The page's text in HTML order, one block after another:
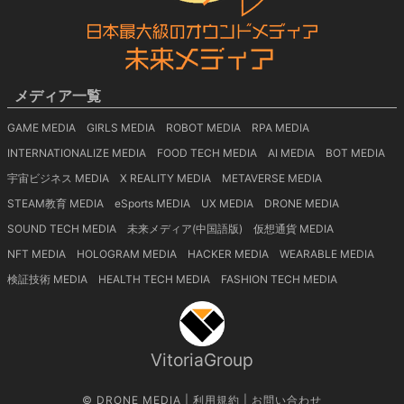
メディア一覧
GAME MEDIA GIRLS MEDIA ROBOT MEDIA
RPA MEDIA
INTERNATIONALIZE MEDIA
FOOD TECH MEDIA AI MEDIA
BOT MEDIA
宇宙ビジネス MEDIA
X REALITY MEDIA
METAVERSE MEDIA
STEAM教育 MEDIA
eSports MEDIA UX MEDIA
DRONE MEDIA
SOUND TECH MEDIA
未来メディア(中国語版)
仮想通貨 MEDIA
NFT MEDIA
HOLOGRAM MEDIA HACKER MEDIA
WEARABLE MEDIA
検証技術 MEDIA
HEALTH TECH MEDIA FASHION TECH MEDIA
VitoriaGroup
© DRONE MEDIA 利用規約 お問い合わせ